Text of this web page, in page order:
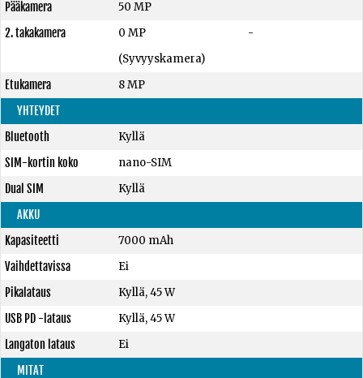
Pääkamera
50 MP
2. takakamera
0 MP
(Syvyyskamera)
-
Etukamera
8 MP
YHTEYDET
Bluetooth
Kyllä
SIM-kortin koko
nano-SIM
Dual SIM
Kyllä
AKKU
Kapasiteetti
7000 mAh
Vaihdettavissa
Ei
Pikalataus
Kyllä, 45 W
USB PD -lataus
Kyllä, 45 W
Langaton lataus
Ei
MITAT